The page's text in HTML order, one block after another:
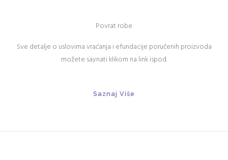
Povrat robe
Sve detalje o uslovima vraćanja i efundacije poručenih proizvoda
možete saynati klikom na link ispod.
Saznaj Više